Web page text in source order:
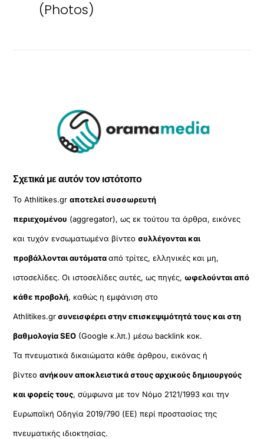
(Photos)
Σχετικά με αυτόν τον ιστότοπο
Το Athlitikes.grαποτελεί συσσωρευτή
περιεχομένου (aggregator), ως εκ τούτου τα άρθρα, εικόνες
και τυχόν ενσωματωμένα βίντεοσυλλέγονται και
προβάλλονται αυτόματααπό τρίτες, ελληνικές και μη,
ιστοσελίδες. Οι ιστοσελίδες αυτές, ως πηγές, ωφελούνται από
κάθε προβολή, καθώς η εμφάνιση στο
Athlitikes.grσυνεισφέρει στην επισκεψιμότητά τους και στη
βαθμολογία SEO (Google κ.λπ.) μέσω backlink κοκ.
Τα πνευματικά δικαιώματα κάθε άρθρου, εικόνας ή
βίντεοανήκουν αποκλειστικά στους αρχικούς δημιουργούς
και φορείς τους, σύμφωνα με τον Νόμο 2121/1993 και την
Ευρωπαϊκή Οδηγία 2019/790 (ΕΕ) περί προστασίας της
πνευματικής ιδιοκτησίας.